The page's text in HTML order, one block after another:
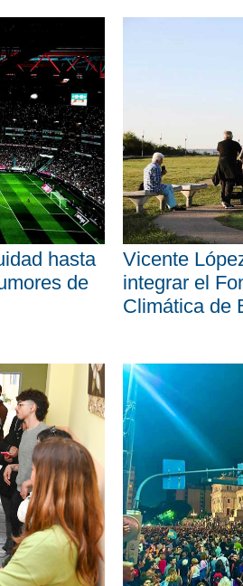
hasta
de
Vicente
integrar el
Climática de